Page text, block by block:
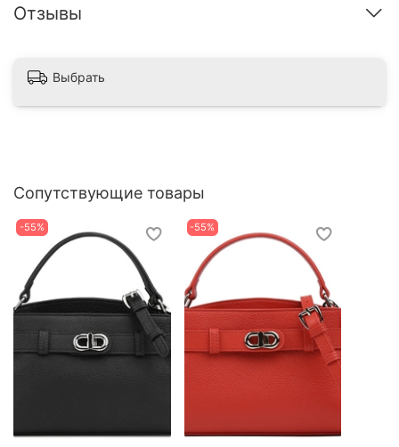
Отзывы
Выбрать
Сопутствующие товары
-55% -55%